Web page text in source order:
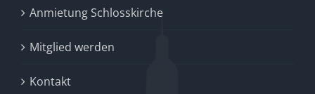
Anmietung Schlosskirche
Mitglied werden
Kontakt